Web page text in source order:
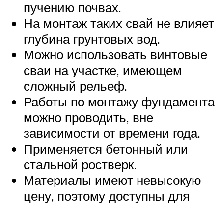
пучению почвах.
На монтаж таких свай не влияет
глубина грунтовых вод.
Можно использовать винтовые
сваи на участке, имеющем
сложный рельеф.
Работы по монтажу фундамента
можно проводить, вне
зависимости от времени года.
Применяется бетонный или
стальной ростверк.
Материалы имеют невысокую
цену, поэтому доступны для